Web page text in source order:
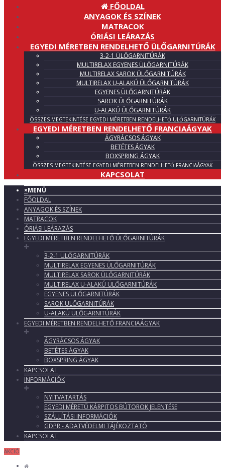
FŐOLDAL
ANYAGOK ÉS SZÍNEK
MATRACOK
ÓRIÁSI LEÁRAZÁS
EGYEDI MÉRETBEN RENDELHETŐ ÜLŐGARNITÚRÁK
3-2-1 ÜLŐGARNITÚRÁK
MULTIRELAX EGYENES ÜLŐGARNITÚRÁK
MULTIRELAX SAROK ÜLŐGARNITÚRÁK
MULTIRELAX U-ALAKÚ ÜLŐGARNITÚRÁK
EGYENES ÜLŐGARNITÚRÁK
SAROK ÜLŐGARNITÚRÁK
U-ALAKÚ ÜLŐGARNITÚRÁK
ÖSSZES MEGTEKINTÉSE EGYEDI MÉRETBEN RENDELHETŐ ÜLŐGARNITÚRÁK
EGYEDI MÉRETBEN RENDELHETŐ FRANCIAÁGYAK
ÁGYRÁCSOS ÁGYAK
BETÉTES ÁGYAK
BOXSPRING ÁGYAK
ÖSSZES MEGTEKINTÉSE EGYEDI MÉRETBEN RENDELHETŐ FRANCIAÁGYAK
KAPCSOLAT
×MENÜ
FŐOLDAL
ANYAGOK ÉS SZÍNEK
MATRACOK
ÓRIÁSI LEÁRAZÁS
EGYEDI MÉRETBEN RENDELHETŐ ÜLŐGARNITÚRÁK
3-2-1 ÜLŐGARNITÚRÁK
MULTIRELAX EGYENES ÜLŐGARNITÚRÁK
MULTIRELAX SAROK ÜLŐGARNITÚRÁK
MULTIRELAX U-ALAKÚ ÜLŐGARNITÚRÁK
EGYENES ÜLŐGARNITÚRÁK
SAROK ÜLŐGARNITÚRÁK
U-ALAKÚ ÜLŐGARNITÚRÁK
EGYEDI MÉRETBEN RENDELHETŐ FRANCIAÁGYAK
ÁGYRÁCSOS ÁGYAK
BETÉTES ÁGYAK
BOXSPRING ÁGYAK
KAPCSOLAT
INFORMÁCIÓK
NYITVATARTÁS
EGYEDI MÉRETŰ KÁRPITOS BÚTOROK JELENTÉSE
SZÁLLÍTÁSI INFORMÁCIÓK
GDPR - ADATVÉDELMI TÁJÉKOZTATÓ
KAPCSOLAT
AKCIÓ